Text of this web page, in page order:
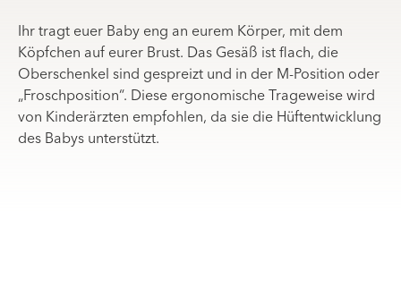
Ihr tragt euer Baby eng an eurem Körper, mit dem
Köpfchen auf eurer Brust. Das Gesäß ist flach, die
Oberschenkel sind gespreizt und in der M-Position oder
„Froschposition“. Diese ergonomische Trageweise wird
von Kinderärzten empfohlen, da sie die Hüftentwicklung
des Babys unterstützt.